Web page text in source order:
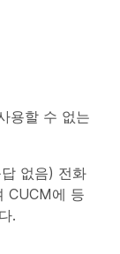
용할 수 없는
없음) 전화
CUCM에 등
.